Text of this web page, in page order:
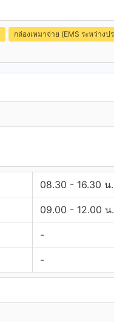
กล่องเหมาจ่าย (EMS ระหว่างป
08.30 - 16.30 น.
09.00 - 12.00 น.
-
-